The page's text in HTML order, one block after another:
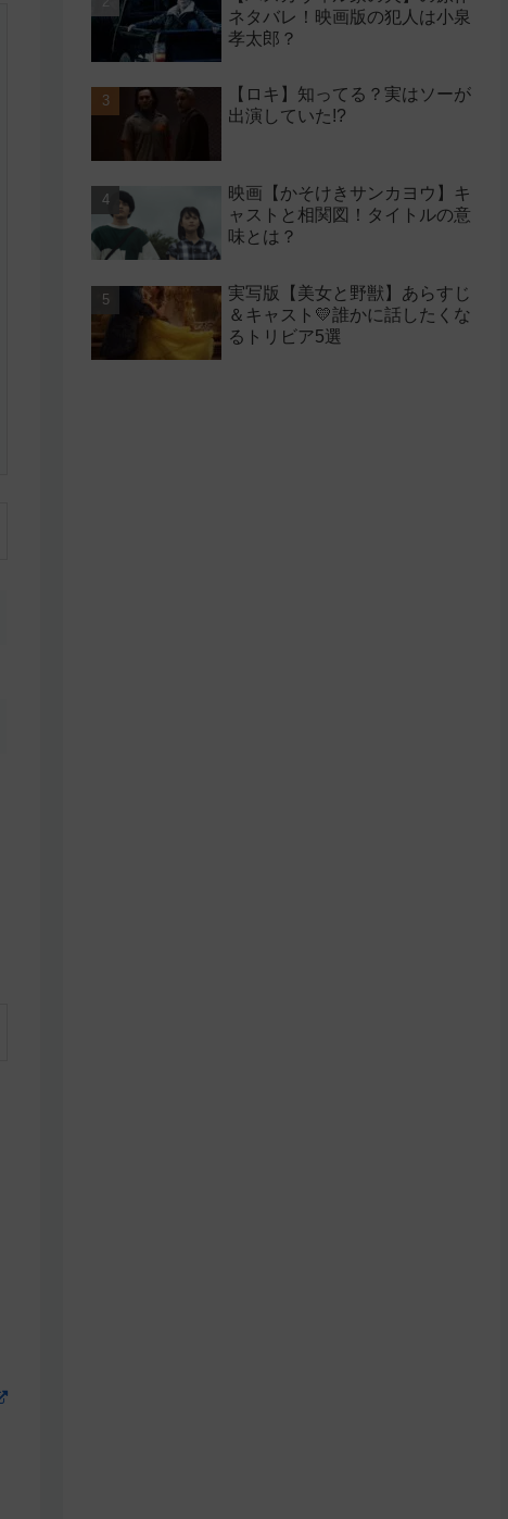
ネタバレ！映画版の犯人は小泉
孝太郎？
【ロキ】知ってる？実はソーが
出演していた!?
映画【かそけきサンカヨウ】キ
ャストと相関図！タイトルの意
味とは？
実写版【美女と野獣】あらすじ
＆キャスト💛誰かに話したくな
るトリビア5選